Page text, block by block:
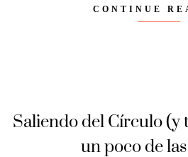
CONTINUE
Saliendo del Círculo (y
un poco de